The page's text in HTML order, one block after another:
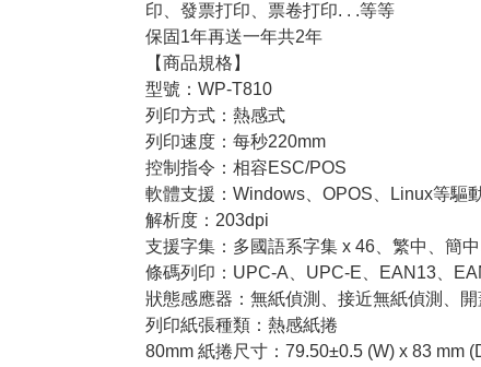
印、發票打印、票卷打印. . .等等
保固1年再送一年共2年
【商品規格】
型號：WP-T810
列印方式：熱感式
列印速度：每秒220mm
控制指令：相容ESC/POS
軟體支援：Windows、OPOS、Linux等驅
解析度：203dpi
支援字集：多國語系字集 x 46、繁中、簡
條碼列印：UPC-A、UPC-E、EAN13、
狀態感應器：無紙偵測、接近無紙偵測、
列印紙張種類：熱感紙捲
80mm 紙捲尺寸：79.50±0.5 (W) x 83 mm